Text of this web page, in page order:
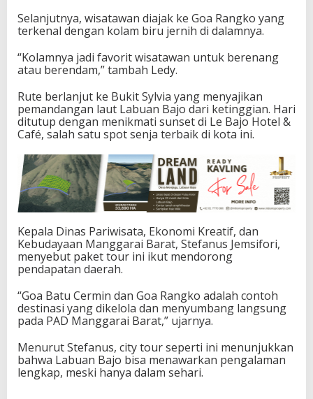
Selanjutnya, wisatawan diajak ke Goa Rangko yang
terkenal dengan kolam biru jernih di dalamnya.
“Kolamnya jadi favorit wisatawan untuk berenang
atau berendam,” tambah Ledy.
Rute berlanjut ke Bukit Sylvia yang menyajikan
pemandangan laut Labuan Bajo dari ketinggian. Hari
ditutup dengan menikmati sunset di Le Bajo Hotel &
Café, salah satu spot senja terbaik di kota ini.
Kepala Dinas Pariwisata, Ekonomi Kreatif, dan
Kebudayaan Manggarai Barat, Stefanus Jemsifori,
menyebut paket tour ini ikut mendorong
pendapatan daerah.
“Goa Batu Cermin dan Goa Rangko adalah contoh
destinasi yang dikelola dan menyumbang langsung
pada PAD Manggarai Barat,” ujarnya.
Menurut Stefanus, city tour seperti ini menunjukkan
bahwa Labuan Bajo bisa menawarkan pengalaman
lengkap, meski hanya dalam sehari.